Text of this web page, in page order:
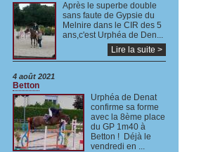
Après le superbe double
sans faute de Gypsie du
Melnire dans le CIR des 5
ans,c'est Urphéa de Den...
Lire la suite >
4 août 2021
Betton
Urphéa de Denat
confirme sa forme
avec la 8ème place
du GP 1m40 à
Betton ! Déjà le
vendredi en ...